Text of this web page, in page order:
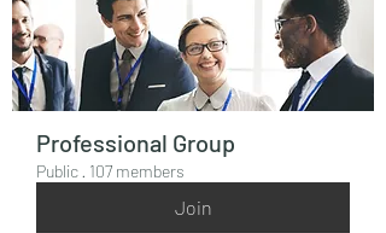
Professional Group
Public · 107 members
Join